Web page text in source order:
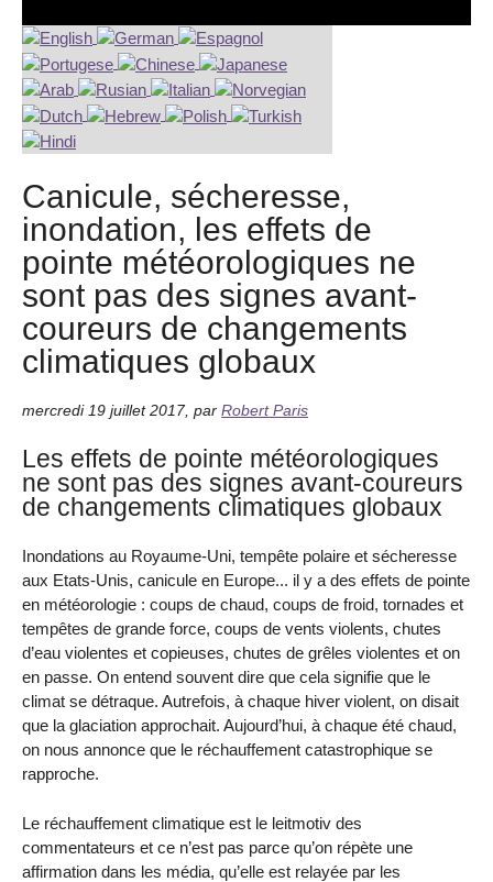
Canicule, sécheresse,
inondation, les effets de
pointe météorologiques ne
sont pas des signes avant-
coureurs de changements
climatiques globaux
mercredi 19 juillet 2017, par Robert Paris
Les effets de pointe météorologiques
ne sont pas des signes avant-coureurs
de changements climatiques globaux
Inondations au Royaume-Uni, tempête polaire et sécheresse
aux Etats-Unis, canicule en Europe... il y a des effets de pointe
en météorologie : coups de chaud, coups de froid, tornades et
tempêtes de grande force, coups de vents violents, chutes
d’eau violentes et copieuses, chutes de grêles violentes et on
en passe. On entend souvent dire que cela signifie que le
climat se détraque. Autrefois, à chaque hiver violent, on disait
que la glaciation approchait. Aujourd’hui, à chaque été chaud,
on nous annonce que le réchauffement catastrophique se
rapproche.
Le réchauffement climatique est le leitmotiv des
commentateurs et ce n’est pas parce qu’on répète une
affirmation dans les média, qu’elle est relayée par les